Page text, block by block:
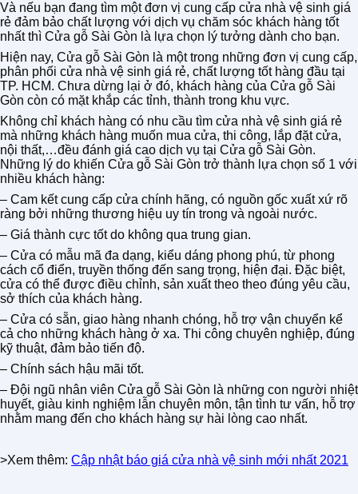
Và nếu bạn đang tìm một đơn vị cung cấp cửa nhà vệ sinh giá
rẻ đảm bảo chất lượng với dịch vụ chăm sóc khách hàng tốt
nhất thì Cửa gỗ Sài Gòn là lựa chọn lý tưởng dành cho bạn.
Hiện nay, Cửa gỗ Sài Gòn là một trong những đơn vị cung cấp,
phân phối cửa nhà vệ sinh giá rẻ, chất lượng tốt hàng đầu tại
TP. HCM. Chưa dừng lại ở đó, khách hàng của Cửa gỗ Sài
Gòn còn có mặt khắp các tỉnh, thành trong khu vực.
Không chỉ khách hàng có nhu cầu tìm cửa nhà vệ sinh giá rẻ
mà những khách hàng muốn mua cửa, thi công, lắp đặt cửa,
nội thất,…đều đánh giá cao dịch vụ tại Cửa gỗ Sài Gòn.
Những lý do khiến Cửa gỗ Sài Gòn trở thành lựa chọn số 1 với
nhiều khách hàng:
– Cam kết cung cấp cửa chính hãng, có nguồn gốc xuất xứ rõ
ràng bởi những thương hiệu uy tín trong và ngoài nước.
– Giá thành cực tốt do không qua trung gian.
– Cửa có mẫu mã đa dạng, kiểu dáng phong phú, từ phong
cách cổ điển, truyền thống đến sang trọng, hiện đại. Đặc biệt,
cửa có thể được điều chỉnh, sản xuất theo theo đúng yêu cầu,
sở thích của khách hàng.
– Cửa có sẵn, giao hàng nhanh chóng, hỗ trợ vận chuyển kể
cả cho những khách hàng ở xa. Thi công chuyên nghiệp, đúng
kỹ thuật, đảm bảo tiến độ.
– Chính sách hậu mãi tốt.
– Đội ngũ nhân viên Cửa gỗ Sài Gòn là những con người nhiệt
huyết, giàu kinh nghiệm lẫn chuyên môn, tận tình tư vấn, hỗ trợ
nhằm mang đến cho khách hàng sự hài lòng cao nhất.
>Xem thêm: Cập nhật báo giá cửa nhà vệ sinh mới nhất 2021